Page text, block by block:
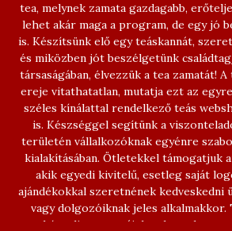
tea, melynek zamata gazdagabb,
lehet akár maga a program, de egy jó
is. Készítsünk elő egy teáskannát,
és miközben jót beszélgetünk
társaságában, élvezzük a tea zamatát!
ereje vitathatatlan, mutatja ezt az
széles kínálattal rendelkező teás
is. Készséggel segítünk a
területén vállalkozóknak egyénre
kialakításában. Ötletekkel támogatjuk
akik egyedi kivitelű, esetleg saját
ajándékokkal szeretnének
vagy dolgozóiknak jeles alkalmakkor.
kóstolja meg teáinkat, hogy legyen